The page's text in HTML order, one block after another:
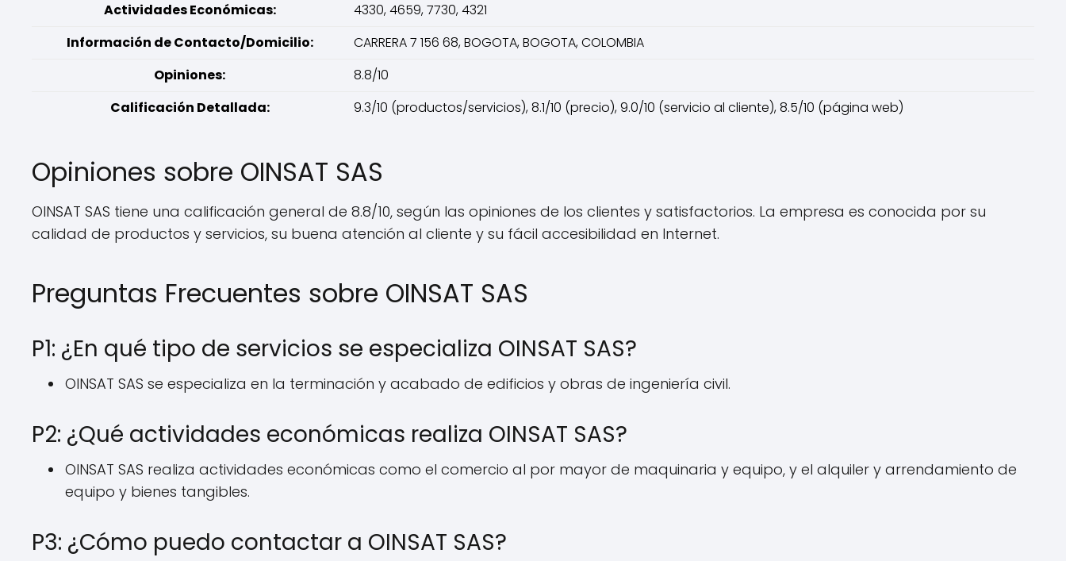
Actividades Económicas:
4330, 4659, 7730, 4321
Información de Contacto/Domicilio:
CARRERA 7 156 68, BOGOTA, BOGOTA, COLOMBIA
Opiniones:
8.8/10
Calificación Detallada:
9.3/10 (productos/servicios), 8.1/10 (precio), 9.0/10 (servicio al cliente), 8.5/10 (página web)
Opiniones sobre OINSAT SAS
OINSAT SAS tiene una calificación general de 8.8/10, según las opiniones de los clientes y satisfactorios. La empresa es conocida por su
calidad de productos y servicios, su buena atención al cliente y su fácil accesibilidad en Internet.
Preguntas Frecuentes sobre OINSAT SAS
P1: ¿En qué tipo de servicios se especializa OINSAT SAS?
OINSAT SAS se especializa en la terminación y acabado de edificios y obras de ingeniería civil.
P2: ¿Qué actividades económicas realiza OINSAT SAS?
OINSAT SAS realiza actividades económicas como el comercio al por mayor de maquinaria y equipo, y el alquiler y arrendamiento de
equipo y bienes tangibles.
P3: ¿Cómo puedo contactar a OINSAT SAS?